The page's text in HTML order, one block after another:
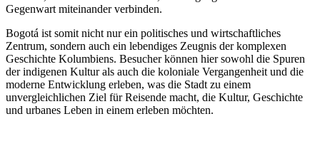
Gegenwart miteinander verbinden.
Bogotá ist somit nicht nur ein politisches und wirtschaftliches
Zentrum, sondern auch ein lebendiges Zeugnis der komplexen
Geschichte Kolumbiens. Besucher können hier sowohl die Spuren
der indigenen Kultur als auch die koloniale Vergangenheit und die
moderne Entwicklung erleben, was die Stadt zu einem
unvergleichlichen Ziel für Reisende macht, die Kultur, Geschichte
und urbanes Leben in einem erleben möchten.